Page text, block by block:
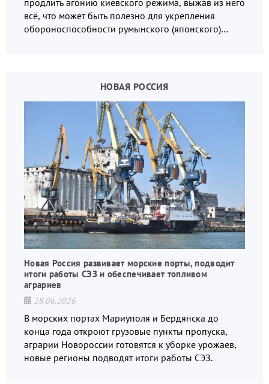
продлить агонию киевского режима, выжав из него
всё, что может быть полезно для укрепления
обороноспособности румынского (японского)
НОВАЯ РОССИЯ
Новая Россия развивает морские порты, подводит
итоги работы СЭЗ и обеспечивает топливом
аграриев
28.06.2026
В морских портах Мариуполя и Бердянска до
конца года откроют грузовые пункты пропуска,
аграрии Новороссии готовятся к уборке урожаев,
новые регионы подводят итоги работы СЭЗ.